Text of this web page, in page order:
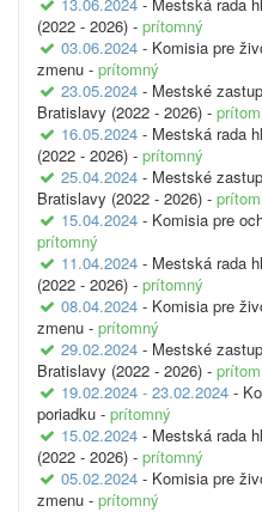
(2022 - 2026) - prítomný
03.06.2024 - Komisia pre
zmenu - prítomný
23.05.2024 - Mestské
Bratislavy (2022 - 2026) -
16.05.2024 - Mestská rada
(2022 - 2026) - prítomný
25.04.2024 - Mestské
Bratislavy (2022 - 2026) -
15.04.2024 - Komisia pre
prítomný
11.04.2024 - Mestská rada
(2022 - 2026) - prítomný
08.04.2024 - Komisia pre
zmenu - prítomný
29.02.2024 - Mestské
Bratislavy (2022 - 2026) -
19.02.2024 - 23.02.2024 -
poriadku - prítomný
15.02.2024 - Mestská rada
(2022 - 2026) - prítomný
05.02.2024 - Komisia pre
zmenu - prítomný